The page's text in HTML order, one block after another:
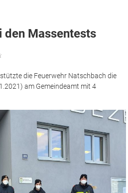
den Massentests
die Feuerwehr Natschbach die
am Gemeindeamt mit 4